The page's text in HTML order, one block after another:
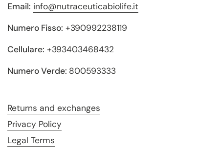
Email: info@nutraceuticabiolife.it
Numero Fisso: +390992238119
Cellulare: +393403468432
Numero Verde: 800593333
Returns and exchanges
Privacy Policy
Legal Terms